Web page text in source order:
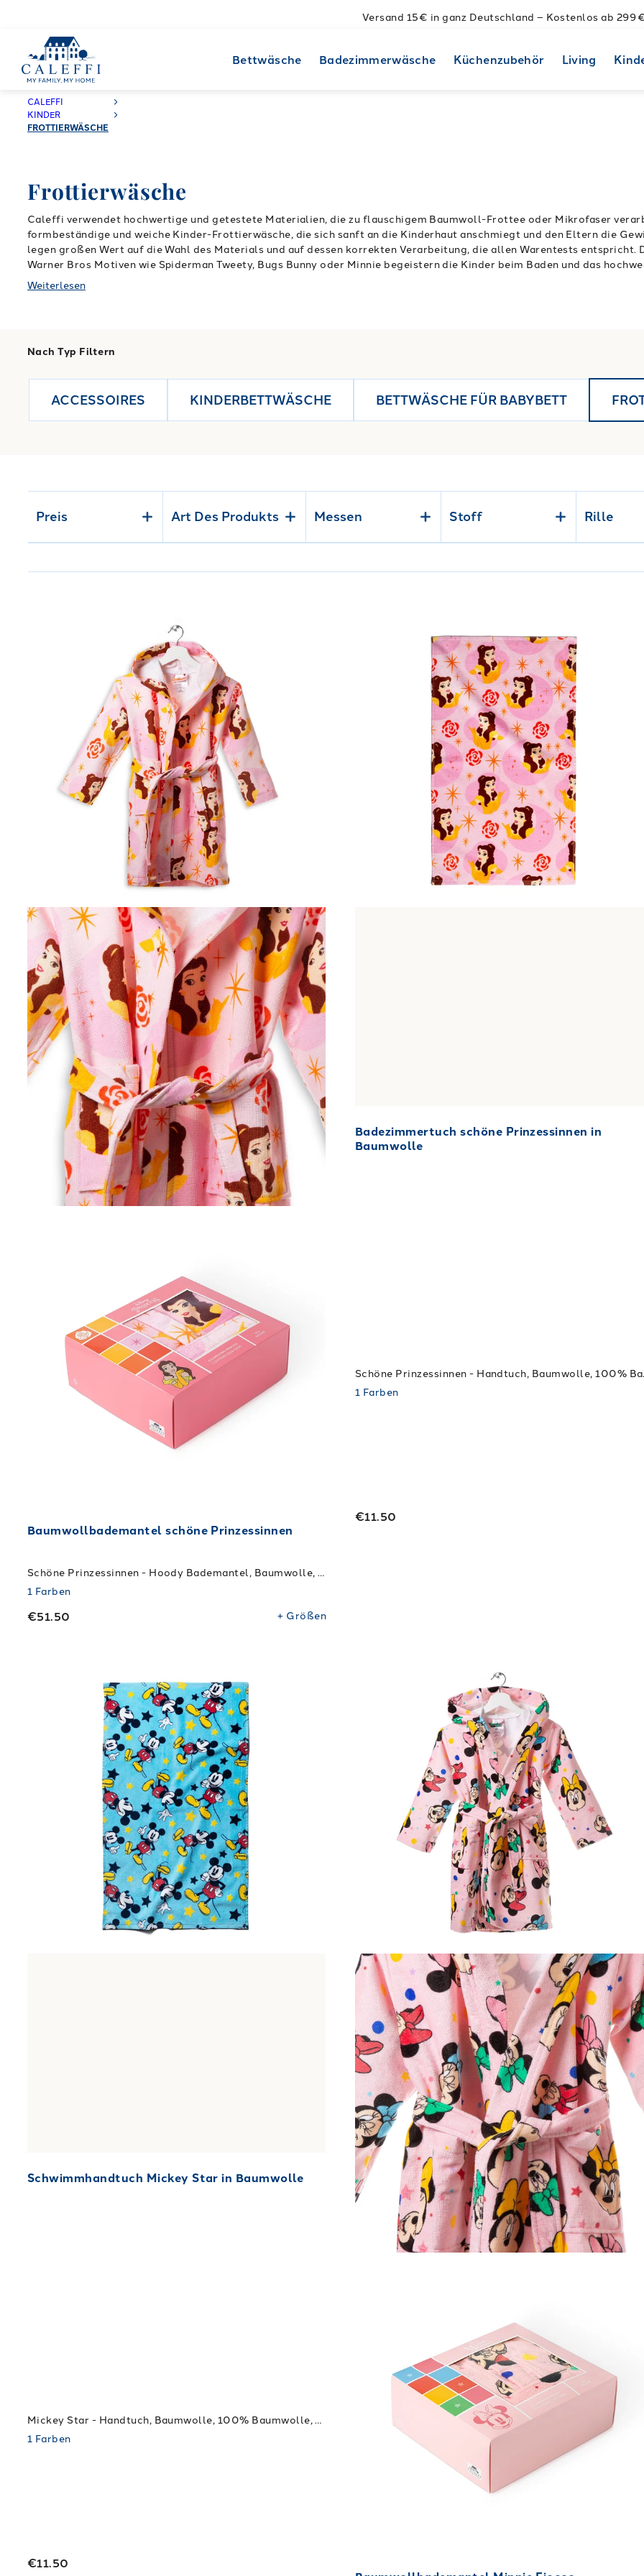
Versand 15€ in ganz Deutschland – Kostenlos ab 299
Bettwäsche Badezimmerwäsche Küchenzubehör Living
CALEFFI
KINDER
FROTTIERWÄSCHE
Frottierwäsche
Caleffi verwendet hochwertige und getestete Materialien, die zu flauschigem Baumwoll-Frottee oder Mikrofaser
formbeständige und weiche Kinder-Frottierwäsche, die sich sanft an die Kinderhaut anschmiegt und den Eltern die
legen großen Wert auf die Wahl des Materials und auf dessen korrekten Verarbeitung, die allen Warentests entspricht.
Warner Bros Motiven wie Spiderman Tweety, Bugs Bunny oder Minnie begeistern die Kinder beim Baden und das
ganz sanfte weise.
Weiterlesen
Nach Typ Filtern
ACCESSOIRES KINDERBETTWÄSCHE BETTWÄSCHE FÜR BABYBETT
Preis Art Des Produkts Messen Stoff Rille
Baumwollbademantel schöne Prinzessinnen
Schöne Prinzessinnen - Hoody Bademantel, Baumwolle, 100% Baumwolle, waschen um 40. + Trockner
1 Farben
€51.50 + Größen
Badezimmertuch schöne Prinzessinnen in
Baumwolle
Schöne
1 Farben
€11.50
Schwimmhandtuch Mickey Star in Baumwolle
Mickey Star - Handtuch, Baumwolle, 100% Baumwolle, waschen bei 40 der ûc. + Trockner
1 Farben
€11.50